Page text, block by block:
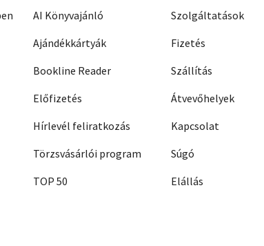
AI Könyvajánló
Ajándékkártyák
Bookline Reader
Előfizetés
Hírlevél feliratkozás
Törzsvásárlói program
TOP 50
Szolgáltatások
Fizetés
Szállítás
Átvevőhelyek
Kapcsolat
Súgó
Elállás